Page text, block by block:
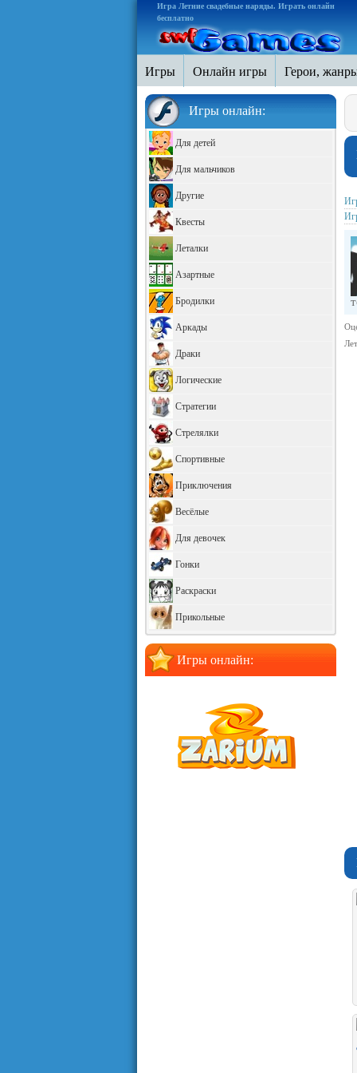
Игра Летние свадебные наряды. Играть онлайн
бесплатно
Игры Онлайн игры Герои,
Игры онлайн:
Для детей
Для мальчиков
Другие
Квесты
Леталки
Азартные
Бродилки
Аркады
Драки
Логические
Стратегии
Стрелялки
Спортивные
Приключения
Весёлые
Для девочек
Гонки
Раскраски
Прикольные
Игры онлайн: